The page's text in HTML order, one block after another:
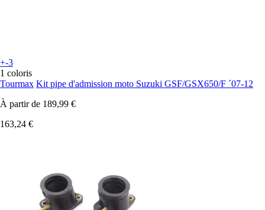
+-3
1 coloris
Tourmax Kit pipe d'admission moto Suzuki GSF/GSX650/F ´07-12
À partir de 189,99 €
163,24 €